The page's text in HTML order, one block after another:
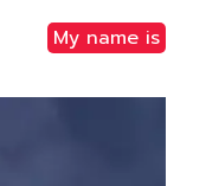
My name is